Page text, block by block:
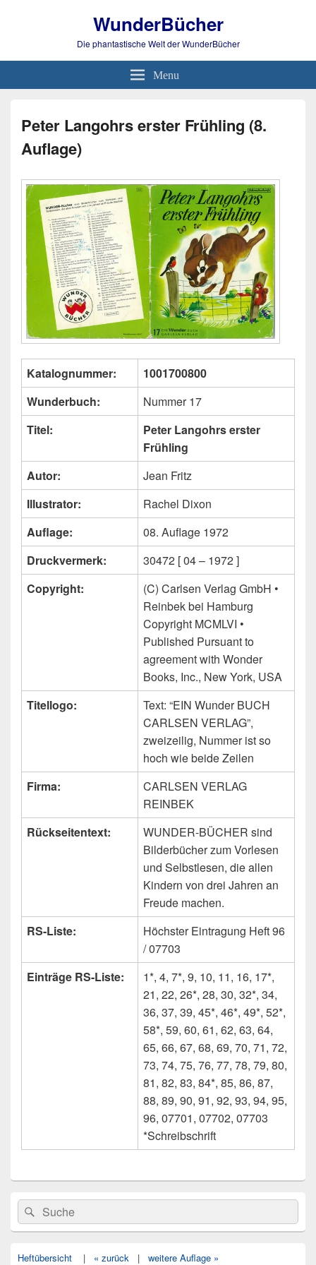
WunderBücher
Die phantastische Welt der WunderBücher
Menu
Peter Langohrs erster Frühling (8.
Auflage)
Katalognummer:
1001700800
Wunderbuch:
Nummer 17
Titel:
Peter Langohrs erster
Frühling
Autor:
Jean Fritz
Illustrator:
Rachel Dixon
Auflage:
08. Auflage 1972
Druckvermerk:
30472 [ 04 – 1972 ]
Copyright:
(C) Carlsen Verlag GmbH •
Reinbek bei Hamburg
Copyright MCMLVI •
Published Pursuant to
agreement with Wonder
Books, Inc., New York, USA
Titellogo:
Text: “EIN Wunder BUCH
CARLSEN VERLAG”,
zweizeilig, Nummer ist so
hoch wie beide Zeilen
Firma:
CARLSEN VERLAG
REINBEK
Rückseitentext:
WUNDER-BÜCHER sind
Bilderbücher zum Vorlesen
und Selbstlesen, die allen
Kindern von drei Jahren an
Freude machen.
RS-Liste:
Höchster Eintragung Heft 96
/ 07703
Einträge RS-Liste:
1*, 4, 7*, 9, 10, 11, 16, 17*,
21, 22, 26*, 28, 30, 32*, 34,
36, 37, 39, 45*, 46*, 49*, 52*,
58*, 59, 60, 61, 62, 63, 64,
65, 66, 67, 68, 69, 70, 71, 72,
73, 74, 75, 76, 77, 78, 79, 80,
81, 82, 83, 84*, 85, 86, 87,
88, 89, 90, 91, 92, 93, 94, 95,
96, 07701, 07702, 07703
*Schreibschrift
Primärer
Seitenleisten
Widget-
Bereich
Search
for:
Suche
Heftübersicht | « zurück | weitere Auflage »